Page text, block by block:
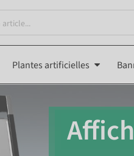
Plantes artificielles